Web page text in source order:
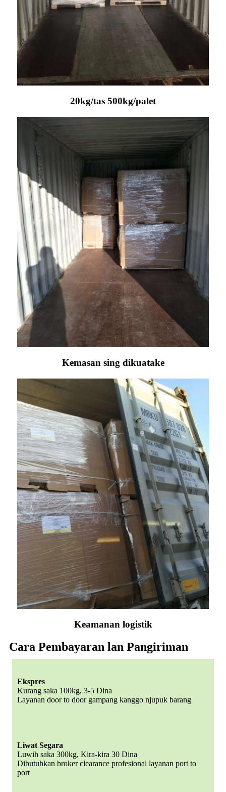
20kg/tas 500kg/palet
Kemasan sing dikuatake
Keamanan logistik
Cara Pembayaran lan Pangiriman
Ekspres
Kurang saka 100kg, 3-5 Dina
Layanan door to door gampang kanggo njupuk barang
Liwat Segara
Luwih saka 300kg, Kira-kira 30 Dina
Dibutuhkan broker clearance profesional layanan port to
port